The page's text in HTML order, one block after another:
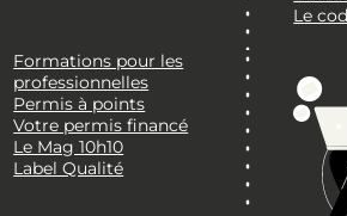
Le
Formations pour les
professionnelles
Permis à points
Votre permis financé
Le Mag 10h10
Label Qualité